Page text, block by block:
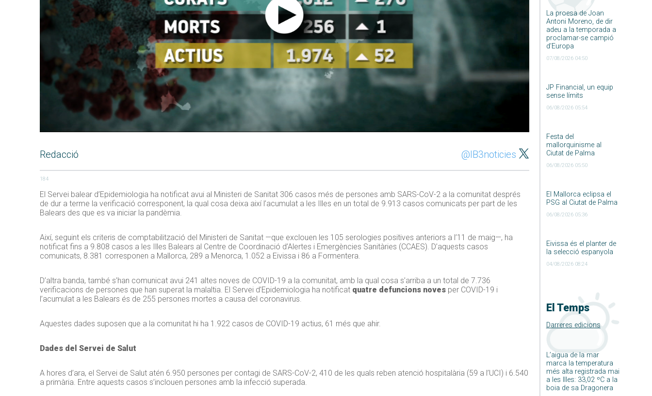
La proesa de Joan
Antoni Moreno, de dir
adeu a la temporada a
proclamar-se campió
d’Europa
07/08/2026 04:50
JP Financial, un equip
sense límits
06/08/2026 05:54
Festa del
mallorquinisme al
Ciutat de Palma
06/08/2026 05:50
El Mallorca eclipsa el
PSG al Ciutat de Palma
06/08/2026 05:36
Eivissa és el planter de
la selecció espanyola
04/08/2026 08:24
El Temps
Darreres edicions
L’aigua de la mar
marca la temperatura
més alta registrada mai
a les Illes: 33,02 ºC a la
boia de sa Dragonera
Redacció @IB3noticies
184
El Servei balear d’Epidemiologia ha notificat avui al Ministeri de Sanitat 306 casos més de persones amb SARS-CoV-2 a la comunitat després
de dur a terme la verificació corresponent, la qual cosa deixa així l’acumulat a les Illes en un total de 9.913 casos comunicats per part de les
Balears des que es va iniciar la pandèmia.
Així, seguint els criteris de comptabilització del Ministeri de Sanitat —que exclouen les 105 serologies positives anteriors a l’11 de maig—, ha
notificat fins a 9.808 casos a les Illes Balears al Centre de Coordinació d’Alertes i Emergències Sanitàries (CCAES). D’aquests casos
comunicats, 8.381 corresponen a Mallorca, 289 a Menorca, 1.052 a Eivissa i 86 a Formentera.
D’altra banda, també s’han comunicat avui 241 altes noves de COVID-19 a la comunitat, amb la qual cosa s’arriba a un total de 7.736
verificacions de persones que han superat la malaltia. El Servei d’Epidemiologia ha notificat quatre defuncions noves per COVID-19 i
l’acumulat a les Balears és de 255 persones mortes a causa del coronavirus.
Aquestes dades suposen que a la comunitat hi ha 1.922 casos de COVID-19 actius, 61 més que ahir.
Dades del Servei de Salut
A hores d’ara, el Servei de Salut atén 6.950 persones per contagi de SARS-CoV-2, 410 de les quals reben atenció hospitalària (59 a l’UCI) i 6.540
a primària. Entre aquests casos s’inclouen persones amb la infecció superada.